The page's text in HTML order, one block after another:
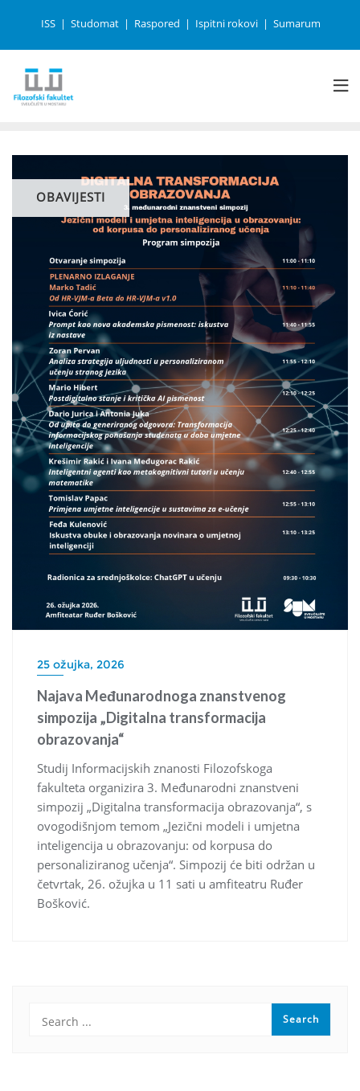
ISS Studomat Raspored Ispitni rokovi Sumarum
OBAVIJESTI
25 ožujka, 2026
Najava Međunarodnoga znanstvenog
simpozija „Digitalna transformacija
obrazovanja“
Studij Informacijskih znanosti Filozofskoga
fakulteta organizira 3. Međunarodni znanstveni
simpozij „Digitalna transformacija obrazovanja“, s
ovogodišnjom temom „Jezični modeli i umjetna
inteligencija u obrazovanju: od korpusa do
personaliziranog učenja“. Simpozij će biti održan u
četvrtak, 26. ožujka u 11 sati u amfiteatru Ruđer
Bošković.